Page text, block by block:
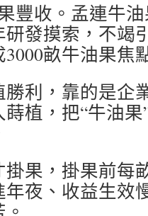
豐收。孟連牛
發摸索，不竭
畝牛油果焦
利，靠的是企
植，把“牛油
果，掛果前每
年夜、收益生效